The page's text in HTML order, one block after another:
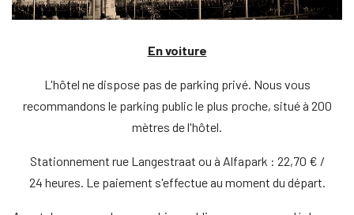
En voiture
L'hôtel ne dispose pas de parking privé. Nous vous
recommandons le parking public le plus proche, situé à 200
mètres de l'hôtel.
Stationnement rue Langestraat ou à Alfapark : 22,70 € /
24 heures. Le paiement s'effectue au moment du départ.